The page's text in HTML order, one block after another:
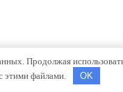
Продолжая
этими файлами.
OK